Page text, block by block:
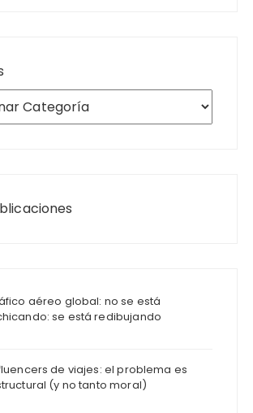
aéreo global: no se está
se está redibujando
de viajes: el problema es
(y no tanto moral)